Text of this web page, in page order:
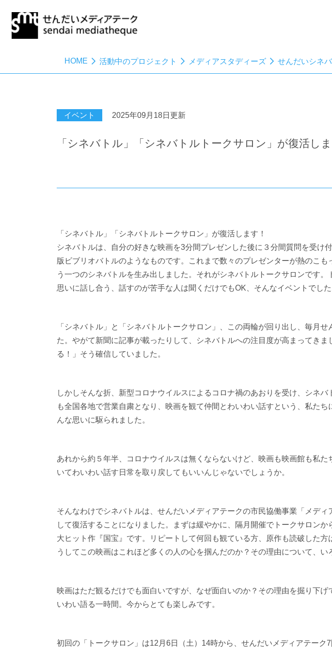
HOME 活動中のプロジェクト メディアスタディーズ せんだいシネ
イベント 2025年09月18日更新
「シネバトル」「シネバトルトークサロン」が復活しま
「シネバトル」「シネバトルトークサロン」が復活します！
シネバトルは、自分の好きな映画を3分間プレゼンした後に３分間質問を受け
版ビブリオバトルのようなものです。これまで数々のプレゼンターが熱のこ
う一つのシネバトルを生み出しました。それがシネバトルトークサロンです
思いに話し合う、話すのが苦手な人は聞くだけでもOK 、そんなイベントでした
「シネバトル」と「シネバトルトークサロン」、この両輪が回り出し、毎月
た。やがて新聞に記事が載ったりして、シネバトルへの注目度が高まってき
る！」そう確信していました。
しかしそんな折、新型コロナウイルスによるコロナ禍のあおりを受け、シネ
も全国各地で営業自粛となり、映画を観て仲間とわいわい話すという、私た
んな思いに駆られました。
あれから約５年半、コロナウイルスは無くならないけど、映画も映画館も私
いてわいわい話す日常を取り戻してもいいんじゃないでしょうか。
そんなわけでシネバトルは、せんだいメディアテークの市民協働事業「メデ
して復活することになりました。まずは緩やかに、隔月開催でトークサロン
大ヒット作『国宝』です。リピートして何回も観ている方、原作も読破した
うしてこの映画はこれほど多くの人の心を掴んだのか？その理由について、い
映画はただ観るだけでも面白いですが、なぜ面白いのか？その理由を掘り下
いわい語る一時間。今からとても楽しみです。
初回の「トークサロン」は12 月 6日（土） 14時から、せんだいメディアテーク7